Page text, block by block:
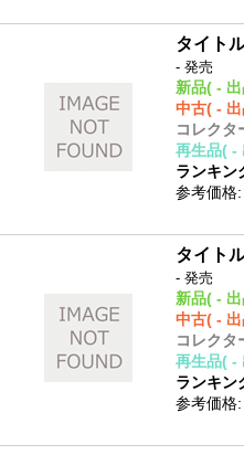
タイト
- 発売
新品( -
中古( -
コレクタ
再生品( -
ランキン
参考価格:
タイト
- 発売
新品( -
中古( -
コレクタ
再生品( -
ランキン
参考価格: